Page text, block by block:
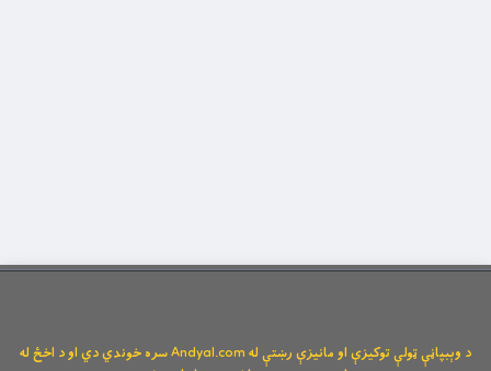
د وېبپاڼې ټولې توکیزې او مانیزې رښتې له Andyal.com سره خوندي دي او د اخځ له